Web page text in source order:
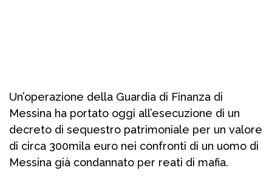
Un’operazione della Guardia di Finanza di
Messina ha portato oggi all’esecuzione di un
decreto di sequestro patrimoniale per un valore
di circa 300mila euro nei confronti di un uomo di
Messina già condannato per reati di mafia.